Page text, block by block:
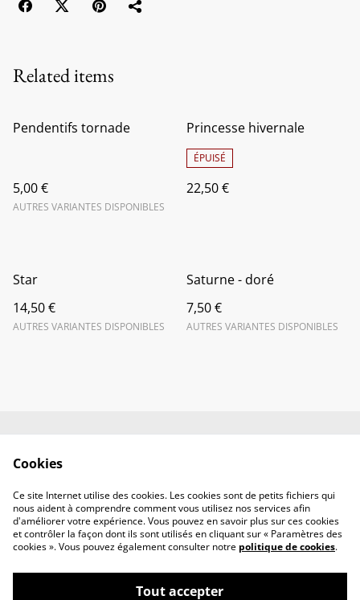
Related items
Pendentifs tornade
5,00 €
AUTRES VARIANTES DISPONIBLES
Princesse hivernale
ÉPUISÉ
22,50 €
Star
14,50 €
AUTRES VARIANTES DISPONIBLES
Saturne - doré
7,50 €
AUTRES VARIANTES DISPONIBLES
confidentialité
Mention Légales
Cookies
Ce site Internet utilise des cookies. Les cookies sont de petits fichiers qui
nous aident à comprendre comment vous utilisez nos services afin
d'améliorer votre expérience. Vous pouvez en savoir plus sur ces cookies
et contrôler la façon dont ils sont utilisés en cliquant sur « Paramètres des
cookies ». Vous pouvez également consulter notre politique de cookies.
Tout accepter